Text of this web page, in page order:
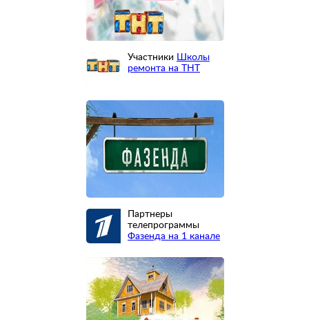
Участники Школы
ремонта на ТНТ
Партнеры
телепрограммы
Фазенда на 1 канале